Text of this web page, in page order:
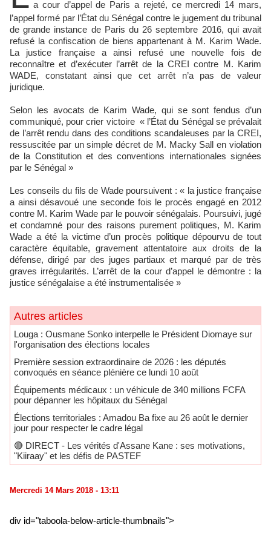
a cour d’appel de Paris a rejeté, ce mercredi 14 mars,
l’appel formé par l’État du Sénégal contre le jugement du tribunal
de grande instance de Paris du 26 septembre 2016, qui avait
refusé la confiscation de biens appartenant à M. Karim Wade.
La justice française a ainsi refusé une nouvelle fois de
reconnaître et d’exécuter l’arrêt de la CREI contre M. Karim
WADE, constatant ainsi que cet arrêt n’a pas de valeur
juridique.
Selon les avocats de Karim Wade, qui se sont fendus d’un
communiqué, pour crier victoire « l’État du Sénégal se prévalait
de l’arrêt rendu dans des conditions scandaleuses par la CREI,
ressuscitée par un simple décret de M. Macky Sall en violation
de la Constitution et des conventions internationales signées
par le Sénégal »
Les conseils du fils de Wade poursuivent : « la justice française
a ainsi désavoué une seconde fois le procès engagé en 2012
contre M. Karim Wade par le pouvoir sénégalais. Poursuivi, jugé
et condamné pour des raisons purement politiques, M. Karim
Wade a été la victime d’un procès politique dépourvu de tout
caractère équitable, gravement attentatoire aux droits de la
défense, dirigé par des juges partiaux et marqué par de très
graves irrégularités. L’arrêt de la cour d’appel le démontre : la
justice sénégalaise a été instrumentalisée »
Autres articles
Louga : Ousmane Sonko interpelle le Président Diomaye sur
l'organisation des élections locales
Première session extraordinaire de 2026 : les députés
convoqués en séance plénière ce lundi 10 août
Équipements médicaux : un véhicule de 340 millions FCFA
pour dépanner les hôpitaux du Sénégal
Élections territoriales : Amadou Ba fixe au 26 août le dernier
jour pour respecter le cadre légal
🔴​ DIRECT - Les vérités d'Assane Kane : ses motivations,
"Kiiraay" et les défis de PASTEF
Mercredi 14 Mars 2018 - 13:11
div id="taboola-below-article-thumbnails">